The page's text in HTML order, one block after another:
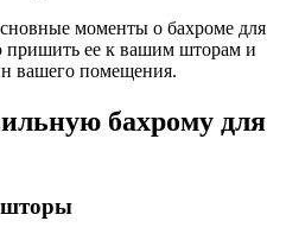
моменты о бахроме для
пришить ее к вашим шторам и
вашего помещения.
бахрому для
шторы